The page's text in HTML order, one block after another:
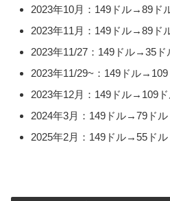
2023年10月：149ドル→89ド
2023年11月：149ドル→89ド
2023年11/27：149ドル→35ド
2023年11/29~：149ドル
2023年12月：149ドル→109
2024年3月：149ドル→79ドル
2025年2月：149ドル→55ドル